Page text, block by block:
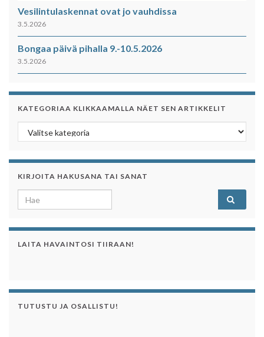
Vesilintulaskennat ovat jo vauhdissa
3.5.2026
Bongaa päivä pihalla 9.-10.5.2026
3.5.2026
KATEGORIAA KLIKKAAMALLA NÄET SEN ARTIKKELIT
Kategoriaa klikkaamalla näet sen artikkelit
KIRJOITA HAKUSANA TAI SANAT
Search for:
LAITA HAVAINTOSI TIIRAAN!
TUTUSTU JA OSALLISTU!